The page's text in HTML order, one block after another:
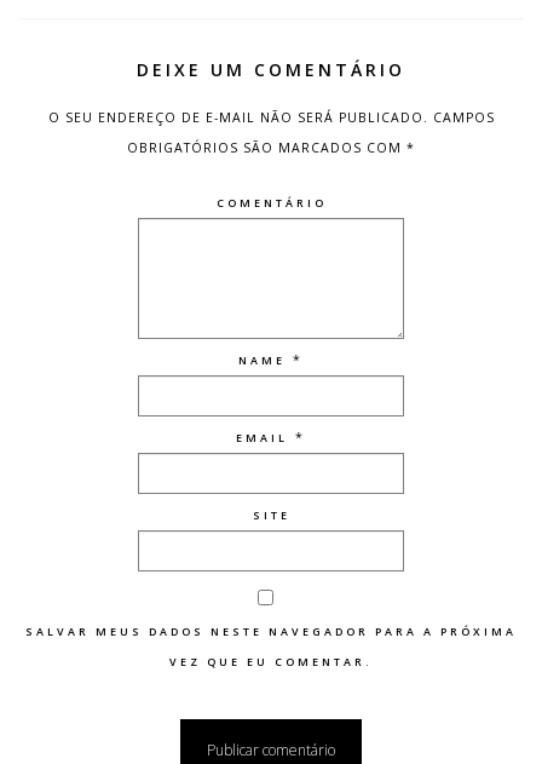
DEIXE UM COMENTÁRIO
O SEU ENDEREÇO DE E-MAIL NÃO SERÁ PUBLICADO. CAMPOS
OBRIGATÓRIOS SÃO MARCADOS COM *
COMENTÁRIO
NAME *
EMAIL *
SITE
SALVAR MEUS DADOS NESTE NAVEGADOR PARA A PRÓXIMA
VEZ QUE EU COMENTAR.